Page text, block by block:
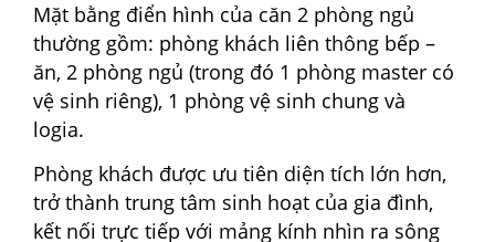
Mặt bằng điển hình của căn 2 phòng ngủ
thường gồm: phòng khách liên thông bếp –
ăn, 2 phòng ngủ (trong đó 1 phòng master có
vệ sinh riêng), 1 phòng vệ sinh chung và
logia.
Phòng khách được ưu tiên diện tích lớn hơn,
trở thành trung tâm sinh hoạt của gia đình,
kết nối trực tiếp với mảng kính nhìn ra sông